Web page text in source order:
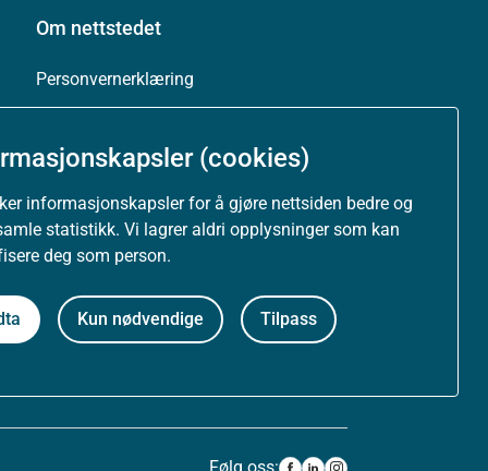
(cookies)
informasjonskapsler for å gjøre nettsiden bedre og
statistikk. Vi lagrer aldri opplysninger som kan
deg som person.
Kun nødvendige Tilpass
Om nettstedet
Personvernerklæring
Besøksstatistikk og informasjonskapsler
Nyhetsvarsel og abonnement
Åpne data (API)